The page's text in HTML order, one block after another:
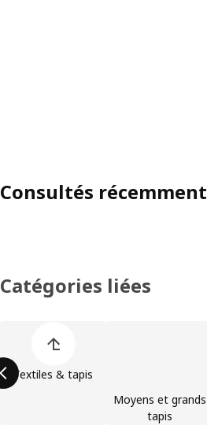
Consultés récemment
Catégories liées
Textiles & tapis
Moyens et grands
tapis